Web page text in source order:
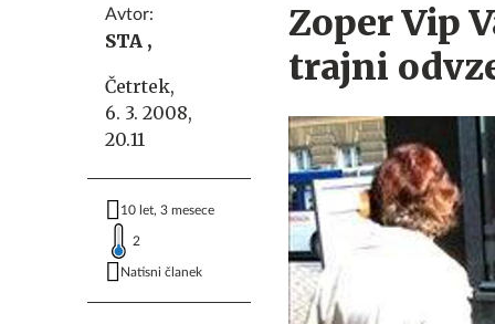
Avtor:
STA ,
Četrtek,
6. 3. 2008,
20.11
10 let, 3 mesece
2
Natisni članek
Zoper Vip
trajni